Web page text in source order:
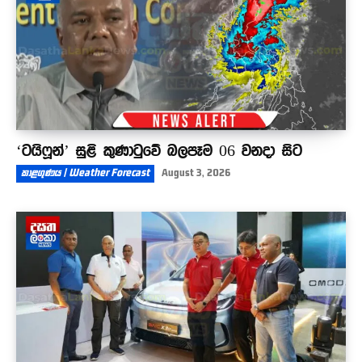
‘ටයිෆූන්’ සුළි කුණාටුවේ බලපෑම 06 වනදා සිට
කාළගුණය | Weather Forecast August 3, 2026